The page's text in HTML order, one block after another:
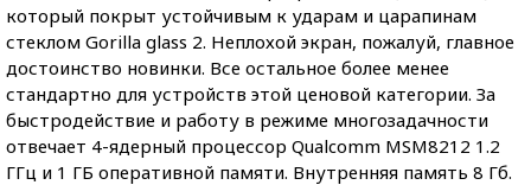
который покрыт устойчивым к ударам и царапинам
стеклом Gorilla glass 2. Неплохой экран, пожалуй, главное
достоинство новинки. Все остальное более менее
стандартно для устройств этой ценовой категории. За
быстродействие и работу в режиме многозадачности
отвечает 4-ядерный процессор Qualcomm MSM8212 1.2
ГГц и 1 ГБ оперативной памяти. Внутренняя память 8 Гб.